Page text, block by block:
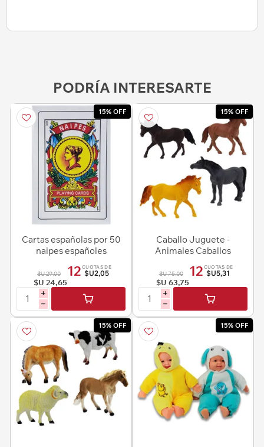
PODRÍA INTERESARTE
15% OFF
Cartas españolas por 50
naipes españoles
$U 29,00
$U 24,65
12 CUOTAS DE
$U2,05
i
h
15% OFF
Caballo Juguete -
Animales Caballos
$U 75,00
$U 63,75
12 CUOTAS DE
$U5,31
i
h
15% OFF 15% OFF